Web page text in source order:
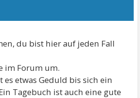
du bist hier auf jeden Fall
im Forum um.
etwas Geduld bis sich ein
Tagebuch ist auch eine gute